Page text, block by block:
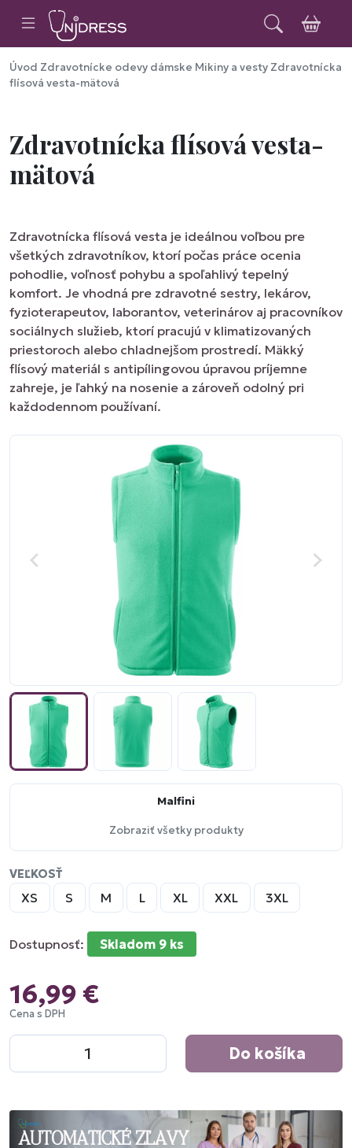
Úvod Zdravotnícke odevy dámske Mikiny a vesty Zdravotnícka
flísová vesta-mätová
Malfini
Zobraziť všetky produkty
Zdravotnícka flísová vesta-
mätová
Zdravotnícka flísová vesta je ideálnou voľbou pre
všetkých zdravotníkov, ktorí počas práce ocenia
pohodlie, voľnosť pohybu a spoľahlivý tepelný
komfort. Je vhodná pre zdravotné sestry, lekárov,
fyzioterapeutov, laborantov, veterinárov aj pracovníkov
sociálnych služieb, ktorí pracujú v klimatizovaných
priestoroch alebo chladnejšom prostredí. Mäkký
flísový materiál s antipílingovou úpravou príjemne
zahreje, je ľahký na nosenie a zároveň odolný pri
každodennom používaní.
VEĽKOSŤ
XS S M L XL XXL 3XL
Dostupnosť: Skladom 9 ks
16,99 €
Cena s DPH
Do košíka